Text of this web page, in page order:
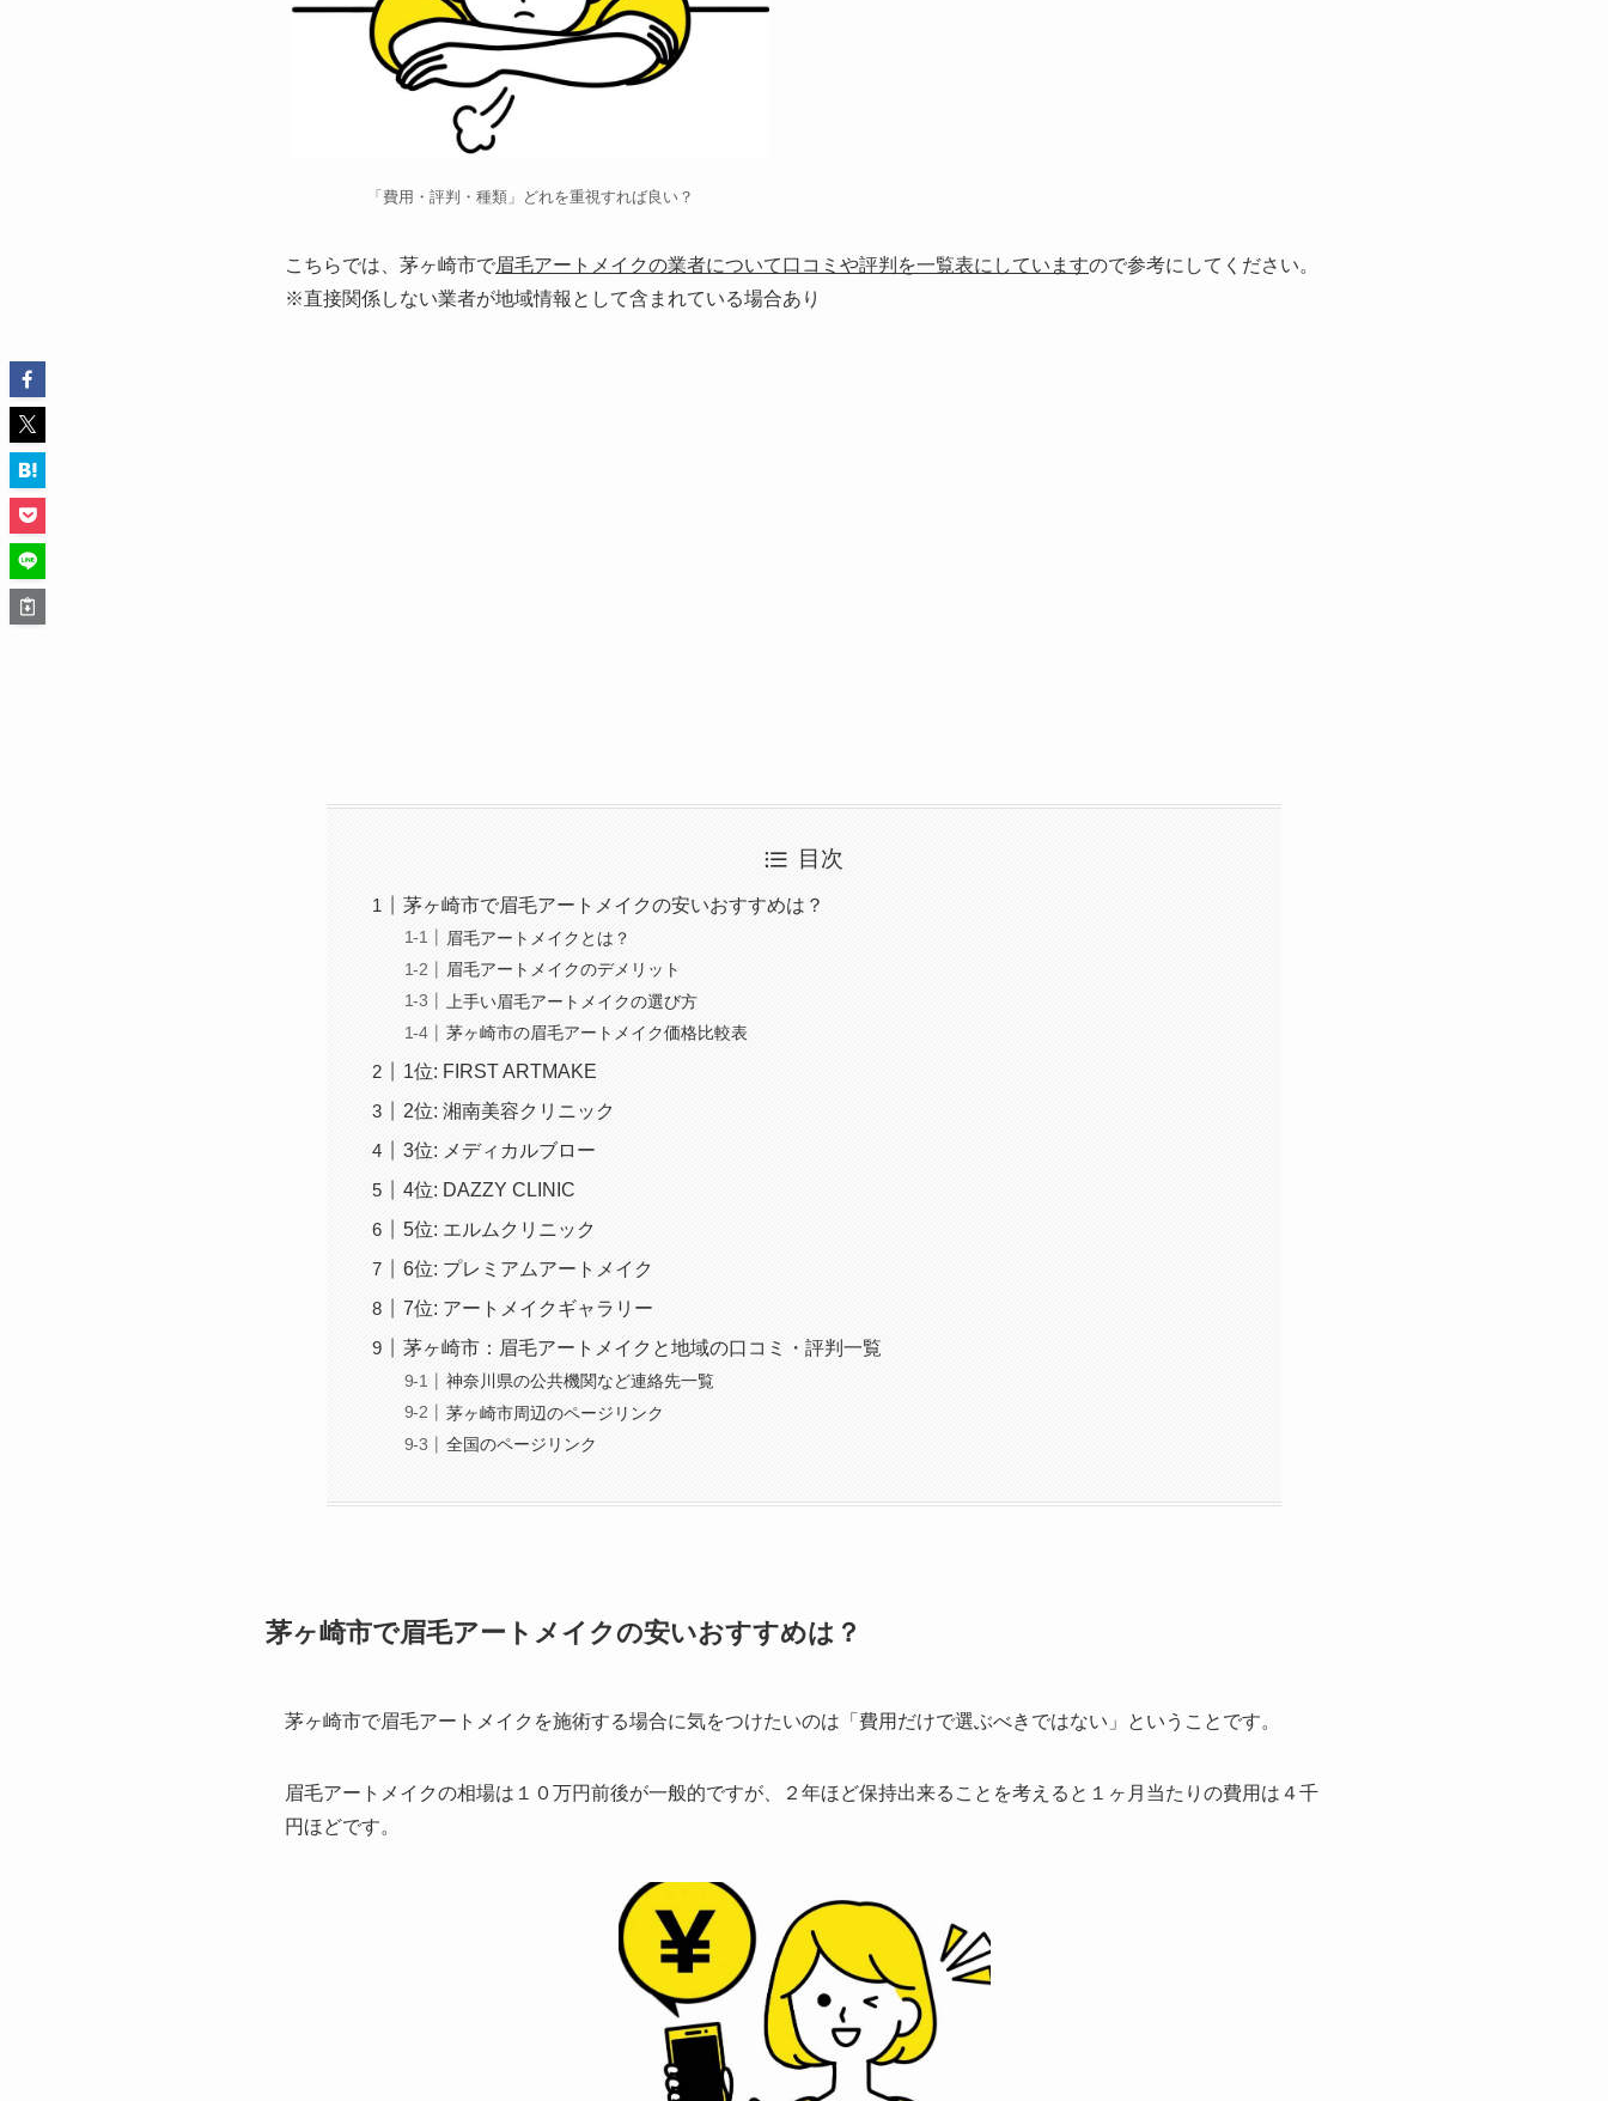
「費用・評判・種類」どれを重視すれば良い？
こちらでは、茅ヶ崎市で眉毛アートメイクの業者について口コミや評判を一覧表にしていますので参考にしてください。
※直接関係しない業者が地域情報として含まれている場合あり
目次
茅ヶ崎市で眉毛アートメイクの安いおすすめは？
眉毛アートメイクとは？
眉毛アートメイクのデメリット
上手い眉毛アートメイクの選び方
茅ヶ崎市の眉毛アートメイク価格比較表
1位: FIRST ARTMAKE
2位: 湘南美容クリニック
3位: メディカルブロー
4位: DAZZY CLINIC
5位: エルムクリニック
6位: プレミアムアートメイク
7位: アートメイクギャラリー
茅ヶ崎市：眉毛アートメイクと地域の口コミ・評判一覧
神奈川県の公共機関など連絡先一覧
茅ヶ崎市周辺のページリンク
全国のページリンク
茅ヶ崎市で眉毛アートメイクの安いおすすめは？
茅ヶ崎市で眉毛アートメイクを施術する場合に気をつけたいのは 「費用だけで選ぶべきではない」ということです。
眉毛アートメイクの相場は１０万円前後が一般的ですが、２年ほど保持出来ることを考えると１ヶ月当たりの費用は４千
円ほどです。